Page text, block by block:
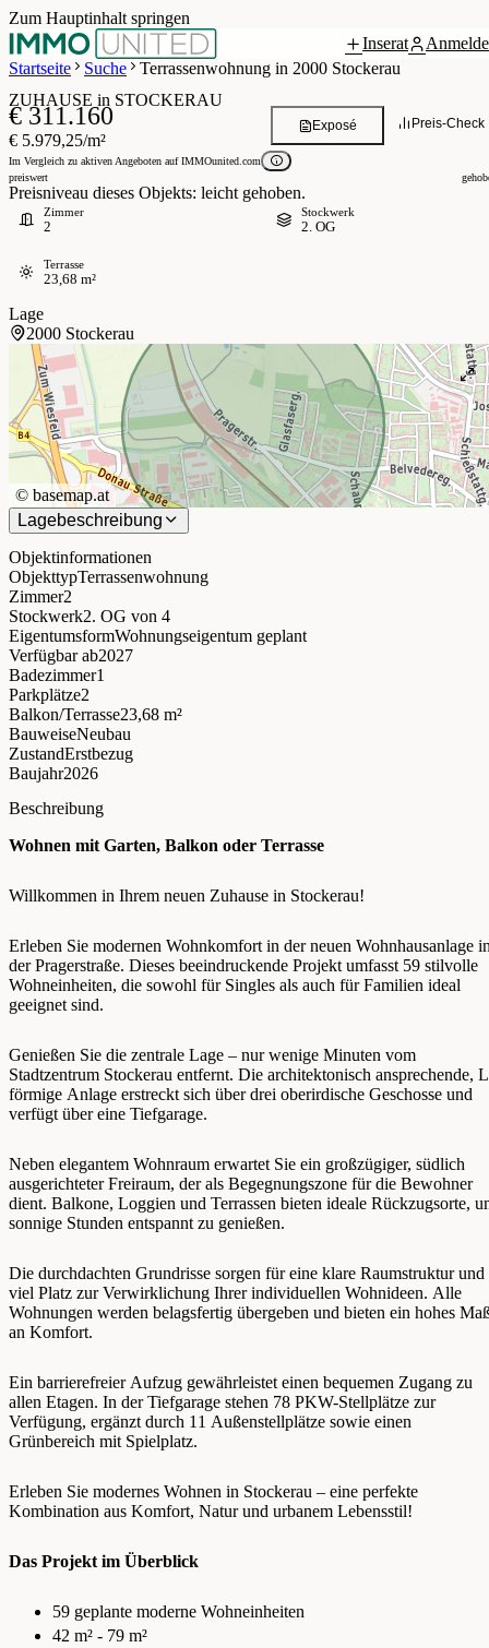
Zum Hauptinhalt springen
Inserat
Startseite
Suche Terrassenwohnung in 2000 Stockerau
Grundriss
ZUHAUSE in STOCKERAU
€ 311.160
€ 5.979,25/m²
Im Vergleich zu aktiven Angeboten auf IMMOunited.com
preiswert
Preisniveau dieses Objekts: leicht gehoben.
Preis-Check
Exposé
Zimmer
2
Stockwerk
2. OG
Terrasse
23,68 m²
Lage
2000 Stockerau
© basemap.at
Lagebeschreibung
Objektinformationen
ObjekttypTerrassenwohnung
Zimmer2
Stockwerk2. OG von 4
EigentumsformWohnungseigentum geplant
Verfügbar ab2027
Badezimmer1
Parkplätze2
Balkon/Terrasse23,68 m²
BauweiseNeubau
ZustandErstbezug
Baujahr2026
Beschreibung
Wohnen mit Garten, Balkon oder Terrasse
Willkommen in Ihrem neuen Zuhause in Stockerau!
Erleben Sie modernen Wohnkomfort in der neuen Wohnhausanlage
der Pragerstraße. Dieses beeindruckende Projekt umfasst 59 stilvolle
Wohneinheiten, die sowohl für Singles als auch für Familien ideal
geeignet sind.
Genießen Sie die zentrale Lage – nur wenige Minuten vom
Stadtzentrum Stockerau entfernt. Die architektonisch ansprechende,
förmige Anlage erstreckt sich über drei oberirdische Geschosse und
verfügt über eine Tiefgarage.
Neben elegantem Wohnraum erwartet Sie ein großzügiger, südlich
ausgerichteter Freiraum, der als Begegnungszone für die Bewohner
dient. Balkone, Loggien und Terrassen bieten ideale Rückzugsorte,
sonnige Stunden entspannt zu genießen.
Die durchdachten Grundrisse sorgen für eine klare Raumstruktur und
viel Platz zur Verwirklichung Ihrer individuellen Wohnideen. Alle
Wohnungen werden belagsfertig übergeben und bieten ein hohes
an Komfort.
Ein barrierefreier Aufzug gewährleistet einen bequemen Zugang zu
allen Etagen. In der Tiefgarage stehen 78 PKW-Stellplätze zur
Verfügung, ergänzt durch 11 Außenstellplätze sowie einen
Grünbereich mit Spielplatz.
Erleben Sie modernes Wohnen in Stockerau – eine perfekte
Kombination aus Komfort, Natur und urbanem Lebensstil!
Das Projekt im Überblick
59 geplante moderne Wohneinheiten
42 m² - 79 m²